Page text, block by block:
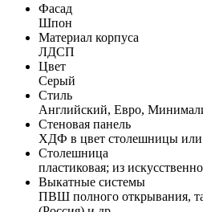
Фасад
Шпон
Материал корпуса
ЛДСП
Цвет
Серый
Стиль
Английский, Евро,
Стеновая панель
ХДФ в цвет столешницы или
Столешница
пластиковая; из
Выкатные системы
ПВШ полного открывания,